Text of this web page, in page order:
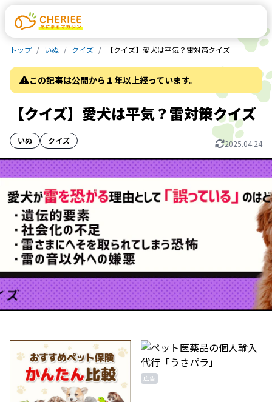
トップ いぬ クイズ 【クイズ】愛犬は平気？雷対策クイズ
この記事は公開から１年以上経っています。
【クイズ】愛犬は平気？雷対策クイズ
いぬ クイズ 2025.04.24
広告